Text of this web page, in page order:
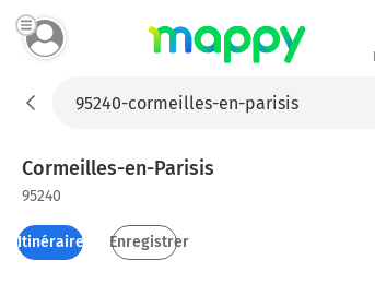
Cormeilles-en-Parisis
95240
Itinéraires Enregistrer